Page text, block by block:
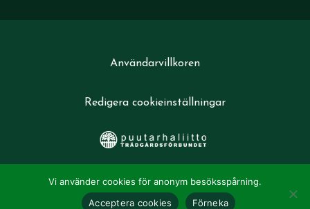
Användarvillkoren
Redigera cookieinställningar
Vi använder cookies för anonym besöksspårning.
Acceptera cookies
Förneka